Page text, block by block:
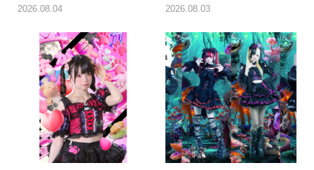
2026.08.04 2026.08.03